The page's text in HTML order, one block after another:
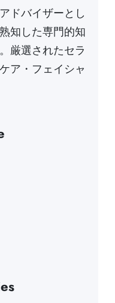
ドバイザーとし
知した専門的知
厳選されたセラ
ア・フェイシャ